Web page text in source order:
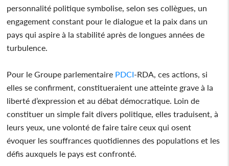
personnalité politique symbolise, selon ses collègues, un
engagement constant pour le dialogue et la paix dans un
pays qui aspire à la stabilité après de longues années de
turbulence.
Pour le Groupe parlementaire PDCI-RDA, ces actions, si
elles se confirment, constitueraient une atteinte grave à la
liberté d’expression et au débat démocratique. Loin de
constituer un simple fait divers politique, elles traduisent, à
leurs yeux, une volonté de faire taire ceux qui osent
évoquer les souffrances quotidiennes des populations et les
défis auxquels le pays est confronté.